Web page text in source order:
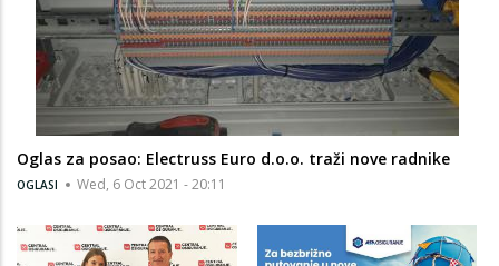
Oglas za posao: Electruss Euro d.o.o. traži nove radnike
OGLASI Wed, 6 Oct 2021 - 20:11